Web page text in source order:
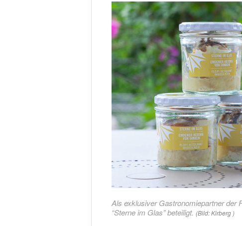
Als exklusiver Gastronomiepartner der
“Sterne im Glas” beteiligt. (Bild: Kirberg )